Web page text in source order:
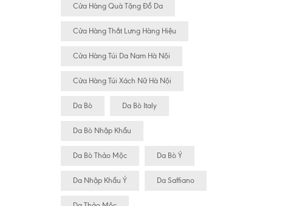
Cửa Hàng Quà Tặng Đồ Da
Cửa Hàng Thắt Lưng Hàng Hiệu
Cửa Hàng Túi Da Nam Hà Nội
Cửa Hàng Túi Xách Nữ Hà Nội
Da Bò Da Bò Italy
Da Bò Nhập Khẩu
Da Bò Thảo Mộc Da Bò Ý
Da Nhập Khẩu Ý Da Saffiano